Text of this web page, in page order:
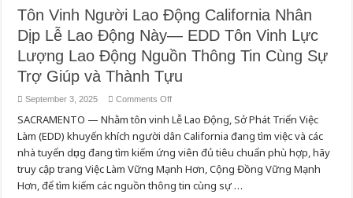
하
하
EDD,
노
동
자
및
성
조
명
Tôn Vinh Người Lao Động California Nhân
Dịp Lễ Lao Động Này— EDD Tôn Vinh Lực
Lượng Lao Động Nguồn Thông Tin Cùng Sự
Trợ Giúp và Thành Tựu
September 3, 2025 Comments Offon
Vinh
Người
Lao
California
Nhân
Dịp
Lễ
Lao
SACRAMENTO — Nhằm tôn vinh Lễ Lao Động, Sở Phát Triển Việc
Làm (EDD) khuyến khích người dân California đang tìm việc và các
nhà tuyển dụng đang tìm kiếm ứng viên đủ tiêu chuẩn phù hợp, hãy
truy cập trang Việc Làm Vững Mạnh Hơn, Cộng Đồng Vững Mạnh
Hơn, để tìm kiếm các nguồn thông tin cùng sự …